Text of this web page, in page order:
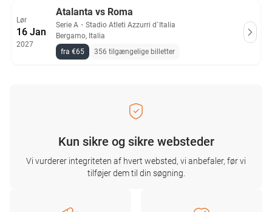
Lør
16 Jan
2027
Atalanta vs Roma
Serie A ・ Stadio Atleti Azzurri d`Italia
Bergamo, Italia
fra €65
356 tilgængelige billetter
Kun sikre og sikre websteder
Vi vurderer integriteten af ​​hvert websted, vi anbefaler, før vi
tilføjer dem til din søgning.